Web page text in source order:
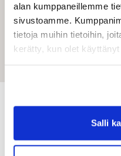
alan kumppaneillemme
sivustoamme.
tietoja muihin tietoihin,
kerätty, kun olet käyttänyt
Salli
Omien
käyttö
Selkeä
Shipit Oy Ab